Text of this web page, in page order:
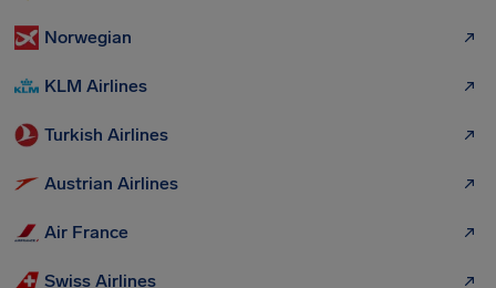
Norwegian
KLM Airlines
Turkish Airlines
Austrian Airlines
Air France
Swiss Airlines